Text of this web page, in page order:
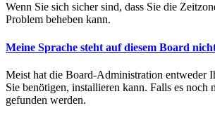
Wenn Sie sich sicher sind, dass Sie die
Problem beheben kann.
Meine Sprache steht auf diesem Board
Meist hat die Board-Administration entweder
Sie benötigen, installieren kann. Falls es
gefunden werden.